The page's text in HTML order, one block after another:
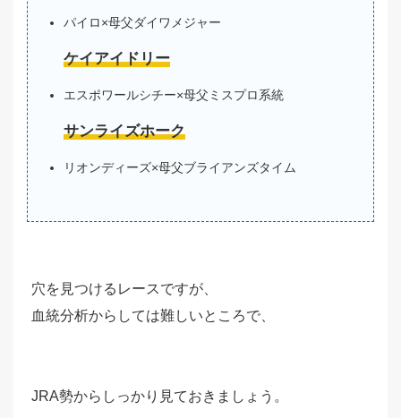
パイロ×母父ダイワメジャー
ケイアイドリー
エスポワールシチー×母父ミスプロ系統
サンライズホーク
リオンディーズ×母父ブライアンズタイム
穴を見つけるレースですが、
血統分析からしては難しいところで、
JRA勢からしっかり見ておきましょう。